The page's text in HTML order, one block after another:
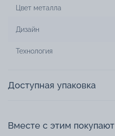
Цвет металла
Дизайн
Технология
Доступная упаковка
Вместе с этим покупают